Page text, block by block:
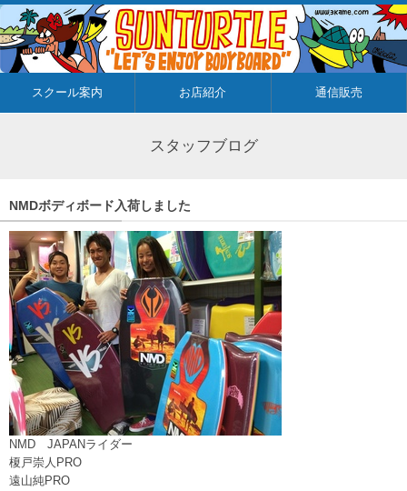
スクール案内 お店紹介 通信販売
スタッフブログ
NMDボディボード入荷しました
NMD JAPANライダー
榎戸崇人PRO
遠山純PRO